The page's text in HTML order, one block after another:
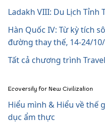
Ladakh VIII: Du Lịch Tỉnh
Hàn Quốc IV: Từ kỳ tích
đường thay thế, 14-24/
Tất cả chương trình
Ecoversity for New Civilization
Hiểu mình & Hiểu về thế
dục ẩm thực